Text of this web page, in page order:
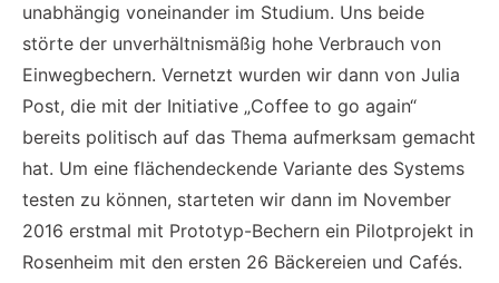
unabhängig voneinander im Studium. Uns beide
störte der unverhältnismäßig hohe Verbrauch von
Einwegbechern. Vernetzt wurden wir dann von Julia
Post, die mit der Initiative „Coffee to go again“
bereits politisch auf das Thema aufmerksam gemacht
hat. Um eine flächendeckende Variante des Systems
testen zu können, starteten wir dann im November
2016 erstmal mit Prototyp-Bechern ein Pilotprojekt in
Rosenheim mit den ersten 26 Bäckereien und Cafés.